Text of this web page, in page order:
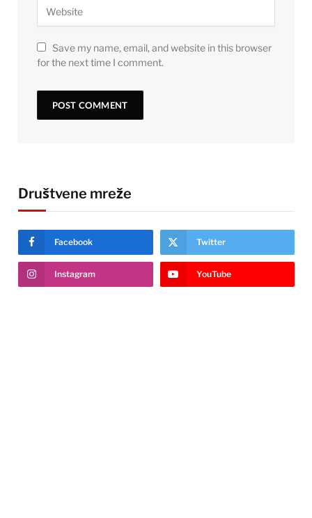
Save my name, email, and website in this browser
for the next time I comment.
Društvene mreže
Facebook Twitter
Instagram YouTube